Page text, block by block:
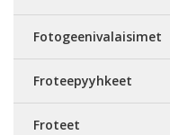
Fotogeenivalaisimet
Froteepyyhkeet
Froteet